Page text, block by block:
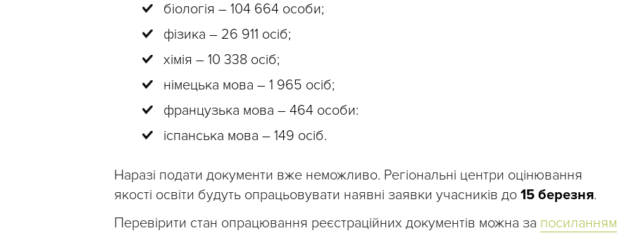
біологія – 104 664 особи;
фізика – 26 911 осіб;
хімія – 10 338 осіб;
німецька мова – 1 965 осіб;
французька мова – 464 особи:
іспанська мова – 149 осіб.
Наразі подати документи вже неможливо. Регіональні центри оцінювання
якості освіти будуть опрацьовувати наявні заявки учасників до 15 березня.
Перевірити стан опрацювання реєстраційних документів можна за посиланням